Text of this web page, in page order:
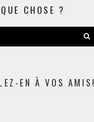
CHOSE ?
EN À VOS AMIS!